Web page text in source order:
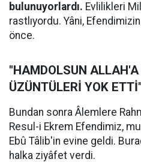
bulunuyorlardı. Evlilikleri
rastlıyordu. Yâni,
önce.
"HAMDOLSUN
ÜZÜNTÜLERİ YOK ETTİ"
Bundan sonra Âlemlere
Resul-i Ekrem Efendimiz,
Ebû Tâlib'in evine geldi.
halka ziyâfet verdi.